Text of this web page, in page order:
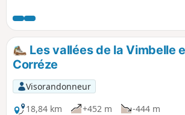
des Monédières et passe à côté du
Manoir de Leyrat et du Château de
Bach.Les vallées de la Vimbelle
Corréze
Visorandonneur
18,84 km
+452 m
-444 m